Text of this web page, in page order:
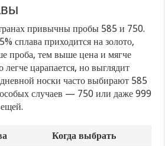
привычны пробы 585 и 750.
сплава приходится на золото,
тем выше цена и мягче
легче царапается, но выглядит
носки часто выбирают 585
особых случаев — 750 или даже 999
Когда выбрать